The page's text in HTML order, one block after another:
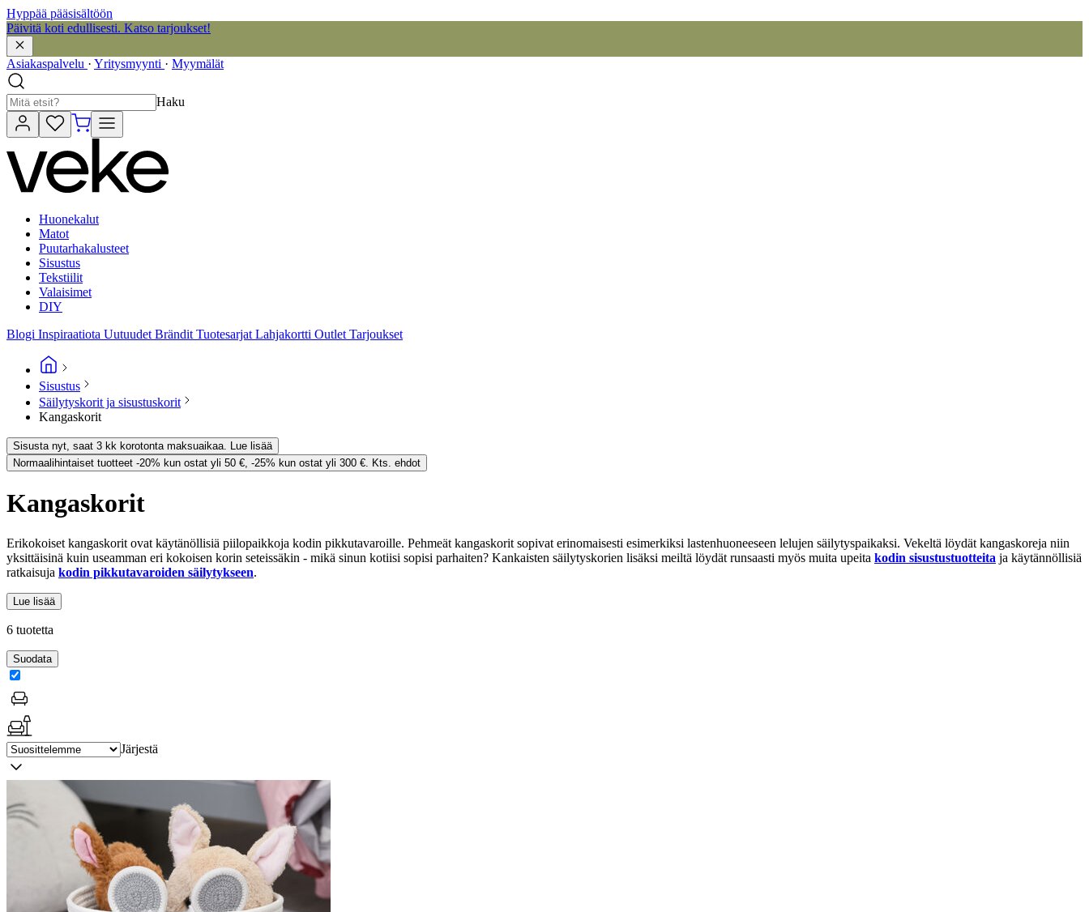
Hyppää pääsisältöön
Päivitä koti edullisesti. Katso tarjoukset!
Asiakaspalvelu · Yritysmyynti · Myymälät
Haku
Huonekalut
Matot
Puutarhakalusteet
Sisustus
Tekstiilit
Valaisimet
DIY
Blogi Inspiraatiota Uutuudet Brändit Tuotesarjat Lahjakortti Outlet Tarjoukset
Sisustus
Säilytyskorit ja sisustuskorit
Kangaskorit
Sisusta nyt, saat 3 kk korotonta maksuaikaa. Lue lisää
Normaalihintaiset tuotteet -20% kun ostat yli 50 €, -25% kun ostat yli 300 €. Kts. ehdot
Kangaskorit
Erikokoiset kangaskorit ovat käytänöllisiä piilopaikkoja kodin pikkutavaroille. Pehmeät kangaskorit sopivat erinomaisesti esimerkiksi lastenhuoneeseen lelujen säilytyspaikaksi. Vekeltä löydät kangaskoreja niin
yksittäisinä kuin useamman eri kokoisen korin seteissäkin - mikä sinun kotiisi sopisi parhaiten? Kankaisten säilytyskorien lisäksi meiltä löydät runsaasti myös muita upeita kodin sisustustuotteita ja käytännöllisiä
ratkaisuja kodin pikkutavaroiden säilytykseen.
Lue lisää
6 tuotetta
Suodata
Järjestä